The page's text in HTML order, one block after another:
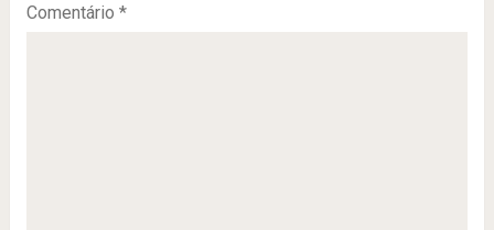
Comentário *